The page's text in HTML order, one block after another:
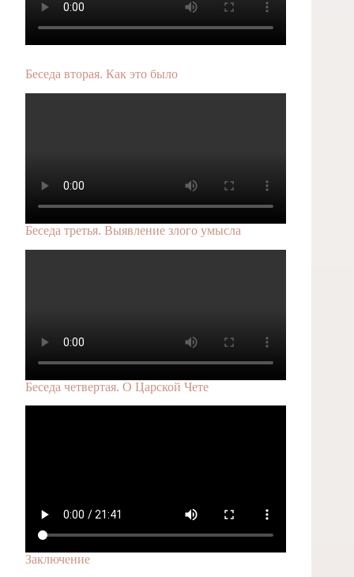
Беседа вторая. Как это было
Беседа третья. Выявление злого умысла
Беседа четвертая. О Царской Чете
Заключение